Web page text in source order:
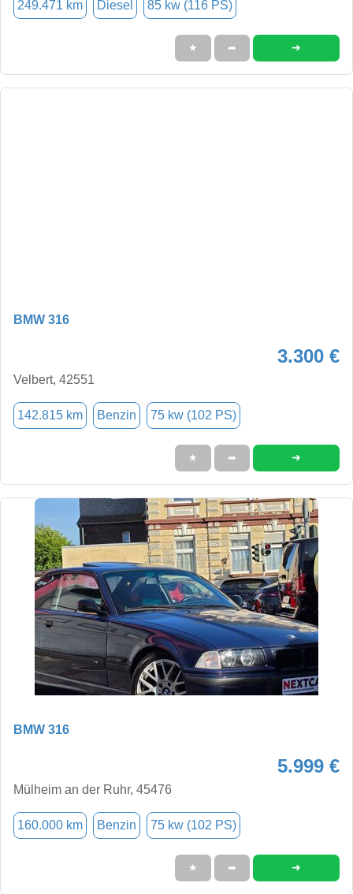
249.471 km Diesel 85 kw (116 PS)
★ ➦ ➜
BMW 316
3.300 €
Velbert, 42551
142.815 km Benzin 75 kw (102 PS)
★ ➦ ➜
BMW 316
5.999 €
Mülheim an der Ruhr, 45476
160.000 km Benzin 75 kw (102 PS)
★ ➦ ➜